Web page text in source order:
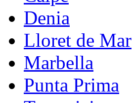
Denia
Lloret de Mar
Marbella
Punta Prima